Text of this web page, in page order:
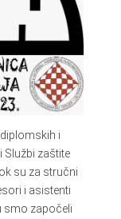
i
Službi zaštite
su za stručni
i asistenti
smo započeli